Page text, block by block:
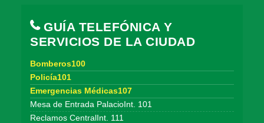
GUÍA TELEFÓNICA Y
SERVICIOS DE LA CIUDAD
Bomberos100
Policía101
Emergencias Médicas107
Mesa de Entrada PalacioInt. 101
Reclamos CentralInt. 111